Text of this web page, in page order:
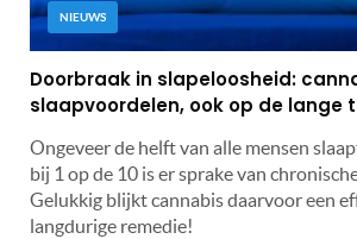
NIEUWS
Doorbraak in slapeloosheid:
slaapvoordelen, ook op de lange
Ongeveer de helft van alle mensen
bij 1 op de 10 is er sprake van
Gelukkig blijkt cannabis daarvoor een
langdurige remedie!